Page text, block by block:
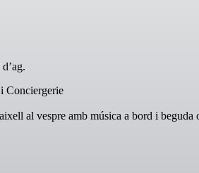
Conciergerie
al vespre amb música a bord i beguda